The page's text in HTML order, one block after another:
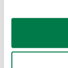
Und damit ging